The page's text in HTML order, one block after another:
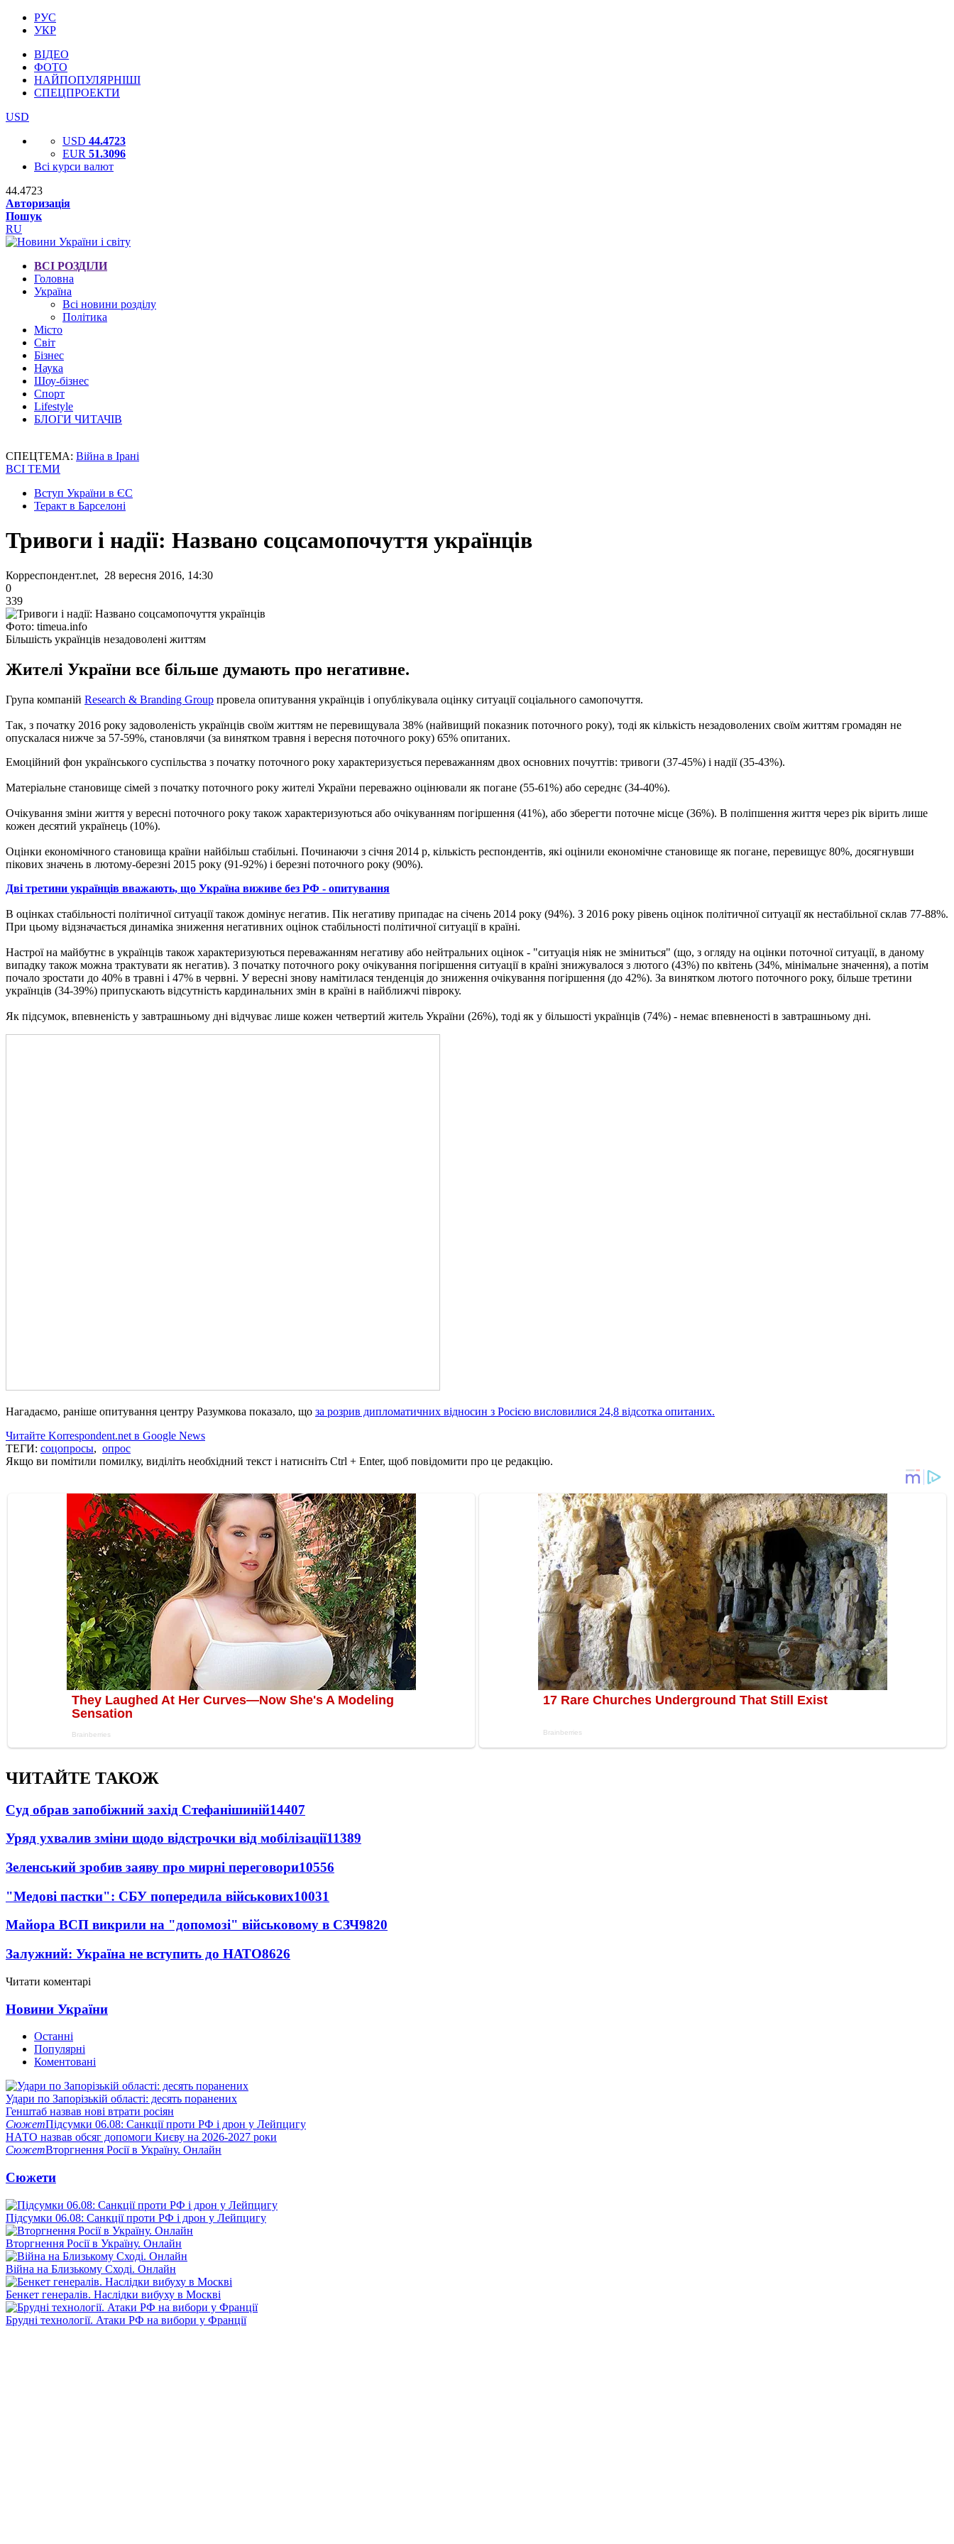
РУС
УКР
ВІДЕО
ФОТО
НАЙПОПУЛЯРНІШІ
СПЕЦПРОЕКТИ
USD
USD 44.4723
EUR 51.3096
Всі курси валют
44.4723
Авторизація
Пошук
RU
ВСІ РОЗДІЛИ
Головна
Україна
Всі новини розділу
Політика
Місто
Світ
Бізнес
Наука
Шоу-бізнес
Спорт
Lifestyle
БЛОГИ ЧИТАЧІВ
СПЕЦТЕМА: Війна в Ірані
ВСІ ТЕМИ
Вступ України в ЄС
Теракт в Барселоні
Тривоги і надії: Названо соцсамопочуття українців
Корреспондент.net, 28 вересня 2016, 14:30
0
339
Фото: timeua.info
Більшість українців незадоволені життям
Жителі України все більше думають про негативне.
Група компаній Research & Branding Group провела опитування українців і опублікувала оцінку ситуації соціального самопочуття.
Так, з початку 2016 року задоволеність українців своїм життям не перевищувала 38% (найвищий показник поточного року), тоді як кількість незадоволених своїм життям громадян не
опускалася нижче за 57-59%, становлячи (за винятком травня і вересня поточного року) 65% опитаних.
Емоційний фон українського суспільства з початку поточного року характеризується переважанням двох основних почуттів: тривоги (37-45%) і надії (35-43%).
Матеріальне становище сімей з початку поточного року жителі України переважно оцінювали як погане (55-61%) або середнє (34-40%).
Очікування зміни життя у вересні поточного року також характеризуються або очікуванням погіршення (41%), або зберегти поточне місце (36%). В поліпшення життя через рік вірить лише
кожен десятий українець (10%).
Оцінки економічного становища країни найбільш стабільні. Починаючи з січня 2014 р, кількість респондентів, які оцінили економічне становище як погане, перевищує 80%, досягнувши
пікових значень в лютому-березні 2015 року (91-92%) і березні поточного року (90%).
Дві третини українців вважають, що Україна виживе без РФ - опитування
В оцінках стабільності політичної ситуації також домінує негатив. Пік негативу припадає на січень 2014 року (94%). З 2016 року рівень оцінок політичної ситуації як нестабільної склав 77-88%.
При цьому відзначається динаміка зниження негативних оцінок стабільності політичної ситуації в країні.
Настрої на майбутнє в українців також характеризуються переважанням негативу або нейтральних оцінок - "ситуація ніяк не зміниться" (що, з огляду на оцінки поточної ситуації, в даному
випадку також можна трактувати як негатив). З початку поточного року очікування погіршення ситуації в країні знижувалося з лютого (43%) по квітень (34%, мінімальне значення), а потім
почало зростати до 40% в травні і 47% в червні. У вересні знову намітилася тенденція до зниження очікування погіршення (до 42%). За винятком лютого поточного року, більше третини
українців (34-39%) припускають відсутність кардинальних змін в країні в найближчі півроку.
Як підсумок, впевненість у завтрашньому дні відчуває лише кожен четвертий житель України (26%), тоді як у більшості українців (74%) - немає впевненості в завтрашньому дні.
Нагадаємо, раніше опитування центру Разумкова показало, що за розрив дипломатичних відносин з Росією висловилися 24,8 відсотка опитаних.
Читайте Korrespondent.net в Google News
ТЕГИ: соцопросы, опрос
Якщо ви помітили помилку, виділіть необхідний текст і натисніть Ctrl + Enter, щоб повідомити про це редакцію.
ЧИТАЙТЕ ТАКОЖ
Суд обрав запобіжний захід Стефанішиній14407
Уряд ухвалив зміни щодо відстрочки від мобілізації11389
Зеленський зробив заяву про мирні переговори10556
"Медові пастки": СБУ попередила військових10031
Майора ВСП викрили на "допомозі" військовому в СЗЧ9820
Залужний: Україна не вступить до НАТО8626
Читати коментарі
Новини України
Останні
Популярні
Коментовані
Удари по Запорізькій області: десять поранених
Генштаб назвав нові втрати росіян
СюжетПідсумки 06.08: Санкції проти РФ і дрон у Лейпцигу
НАТО назвав обсяг допомоги Києву на 2026-2027 роки
СюжетВторгнення Росії в Україну. Онлайн
Сюжети
Підсумки 06.08: Санкції проти РФ і дрон у Лейпцигу
Вторгнення Росії в Україну. Онлайн
Війна на Близькому Сході. Онлайн
Бенкет генералів. Наслідки вибуху в Москві
Брудні технології. Атаки РФ на вибори у Франції